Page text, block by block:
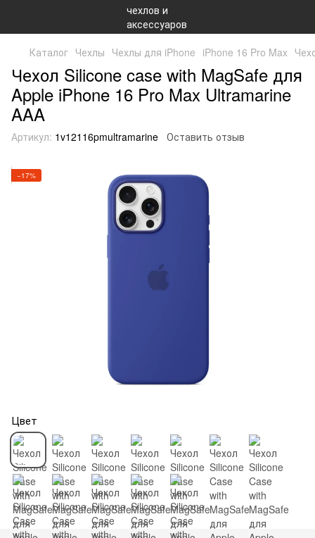
Каталог Чехлы Чехлы для iPhone iPhone 16 Pro Max
Чехол Silicone case with MagSafe для
Apple iPhone 16 Pro Max Ultramarine
AAA
Артикул: 1v12116pmultramarine Оставить отзыв
−17%
Цвет